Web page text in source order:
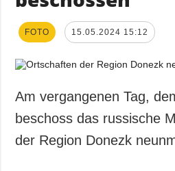
Krieg
Wiederaufbau
Politik
Wirtschaft
Militär
Gesellschaft und
Kultur
FOTO 15.05.2024 15:12
Am vergangenen Tag,
beschoss das russische
der Region Donezk